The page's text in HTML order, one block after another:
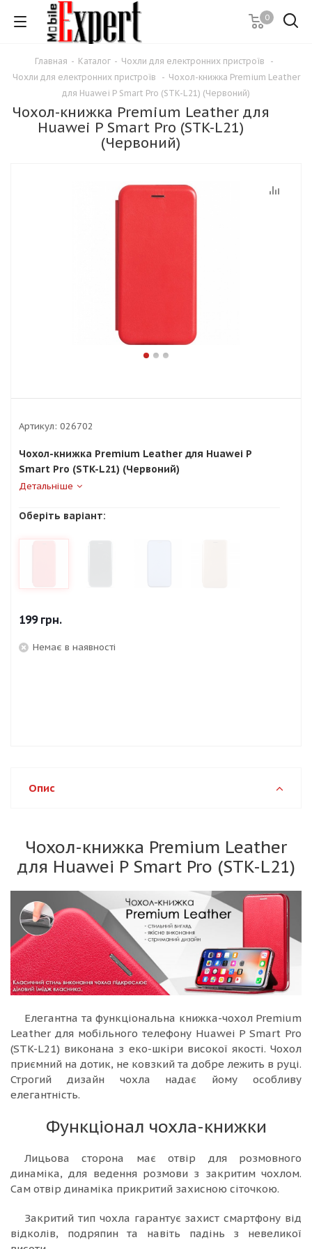
0
Главная - Каталог - Чохли для електронних пристроїв
-
Чохли для електронних пристроїв
- Чохол-книжка Premium Leather
для Huawei P Smart Pro (STK-L21) (Червоний)
Чохол-книжка Premium Leather для
Huawei P Smart Pro (STK-L21)
(Червоний)
Артикул: 026702
Чохол-книжка Premium Leather для Huawei P
Smart Pro (STK-L21) (Червоний)
Детальніше
Оберіть варіант:
199грн.
Немає в наявності
Опис
Чохол-книжка Premium Leather
для Huawei P Smart Pro (STK-L21)
Елегантна та функціональна книжка-чохол Premium
Leather для мобільного телефону Huawei P Smart Pro
(STK-L21) виконана з еко-шкіри високої якості. Чохол
приємний на дотик, не ковзкий та добре лежить в руці.
Строгий дизайн чохла надає йому особливу
елегантність.
Функціонал чохла-книжки
Лицьова сторона має отвір для розмовного
динаміка, для ведення розмови з закритим чохлом.
Сам отвір динаміка прикритий захисною сіточкою.
Закритий тип чохла гарантує захист смартфону від
відколів, подряпин та навіть падінь з невеликої